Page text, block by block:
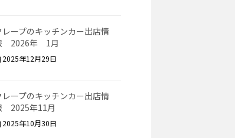
レープのキッチンカー出店情
2026年 1月
2025年12月29日
レープのキッチンカー出店情
2025年11月
2025年10月30日